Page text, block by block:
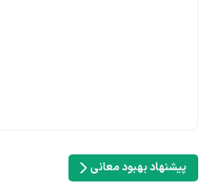
پیشنهاد بهبود معانی